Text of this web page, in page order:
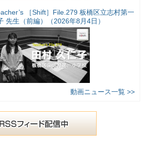
［Shift］File.279 板橋区立志村第一
先生（前編）（2026年8月4日）
動画ニュース一覧 >>